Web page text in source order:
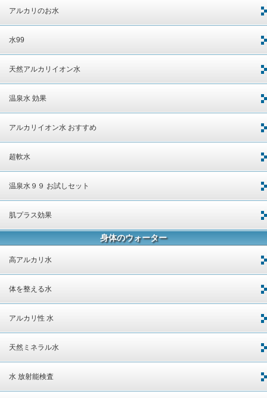
アルカリのお水
水99
天然アルカリイオン水
温泉水 効果
アルカリイオン水 おすすめ
超軟水
温泉水９９ お試しセット
肌プラス効果
身体のウォーター
高アルカリ水
体を整える水
アルカリ性 水
天然ミネラル水
水 放射能検査